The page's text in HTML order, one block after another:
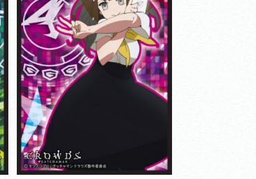
きゃらスリーブコレクション
ガッチャマン クラウズ
View more